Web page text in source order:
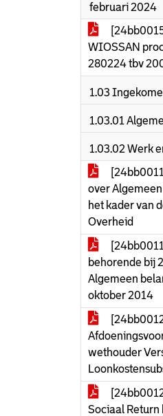
februari 2024
WIOSSAN
280224 tbv
1.03
1.03.01
1.03.02 Werk
over
het kader van
Overheid
behorende bij
Algemeen
oktober 2014
wethouder
Sociaal